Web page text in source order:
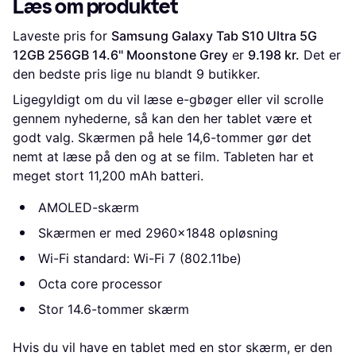
Læs om produktet
Laveste pris for Samsung Galaxy Tab S10 Ultra 5G
12GB 256GB 14.6" Moonstone Grey er 9.198 kr. Det er
den bedste pris lige nu blandt 9 butikker.
Ligegyldigt om du vil læse e-gbøger eller vil scrolle
gennem nyhederne, så kan den her tablet være et
godt valg. Skærmen på hele 14,6-tommer gør det
nemt at læse på den og at se film. Tableten har et
meget stort 11,200 mAh batteri.
AMOLED-skærm
Skærmen er med 2960x1848 opløsning
Wi-Fi standard: Wi-Fi 7 (802.11be)
Octa core processor
Stor 14.6-tommer skærm
Hvis du vil have en tablet med en stor skærm, er den